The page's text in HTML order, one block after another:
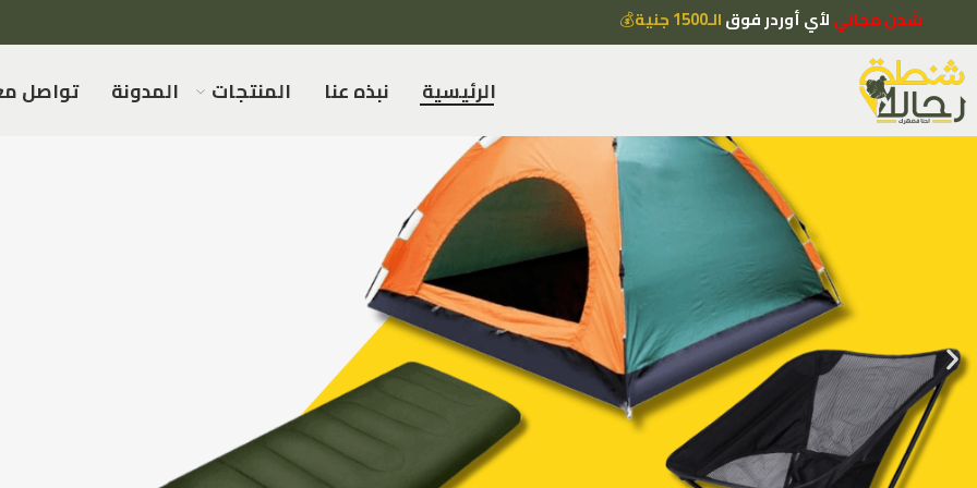
شحن مجانيلأي أوردر فوقالـ1500 جنية 💰
الرئيسية نبذه عنا المنتجات المدونة تواصل